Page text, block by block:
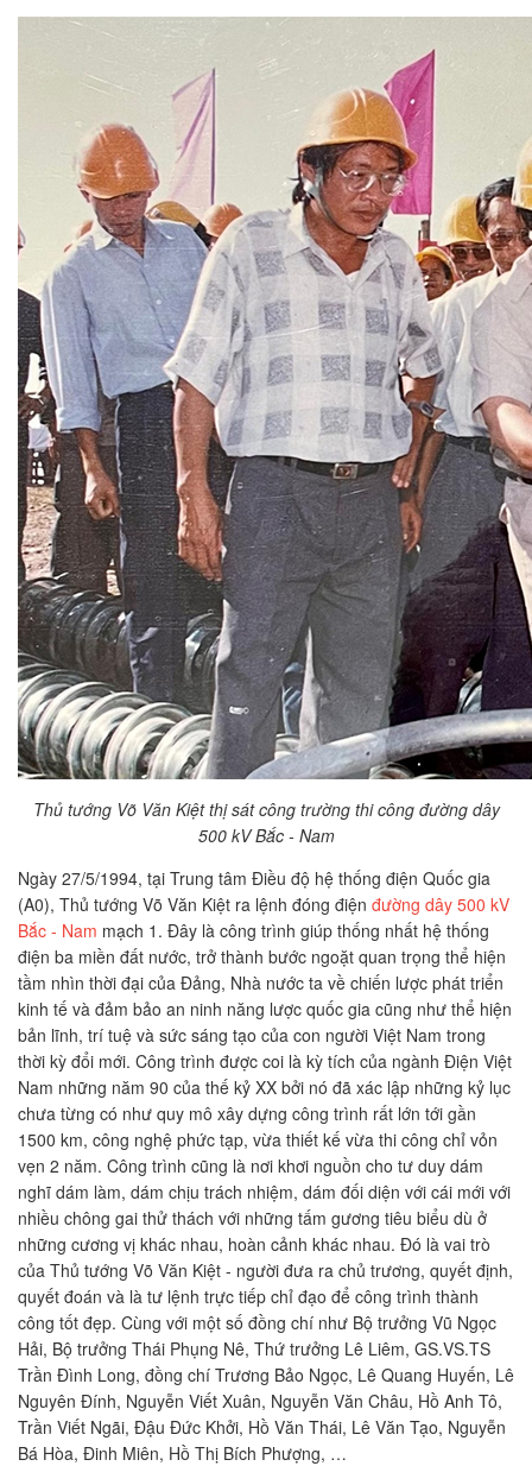
Thủ tướng Võ Văn Kiệt thị sát công trường thi công đường dây
500 kV Bắc - Nam
Ngày 27/5/1994, tại Trung tâm Điều độ hệ thống điện Quốc gia
(A0), Thủ tướng Võ Văn Kiệt ra lệnh đóng điện đường dây 500 kV
Bắc - Nam mạch 1. Đây là công trình giúp thống nhất hệ thống
điện ba miền đất nước, trở thành bước ngoặt quan trọng thể hiện
tầm nhìn thời đại của Đảng, Nhà nước ta về chiến lược phát triển
kinh tế và đảm bảo an ninh năng lược quốc gia cũng như thể hiện
bản lĩnh, trí tuệ và sức sáng tạo của con người Việt Nam trong
thời kỳ đổi mới. Công trình được coi là kỳ tích của ngành Điện Việt
Nam những năm 90 của thế kỷ XX bởi nó đã xác lập những kỷ lục
chưa từng có như quy mô xây dựng công trình rất lớn tới gần
1500 km, công nghệ phức tạp, vừa thiết kế vừa thi công chỉ vỏn
vẹn 2 năm. Công trình cũng là nơi khơi nguồn cho tư duy dám
nghĩ dám làm, dám chịu trách nhiệm, dám đối diện với cái mới với
nhiều chông gai thử thách với những tấm gương tiêu biểu dù ở
những cương vị khác nhau, hoàn cảnh khác nhau. Đó là vai trò
của Thủ tướng Võ Văn Kiệt - người đưa ra chủ trương, quyết định,
quyết đoán và là tư lệnh trực tiếp chỉ đạo để công trình thành
công tốt đẹp. Cùng với một số đồng chí như Bộ trưởng Vũ Ngọc
Hải, Bộ trưởng Thái Phụng Nê, Thứ trưởng Lê Liêm, GS.VS.TS
Trần Đình Long, đồng chí Trương Bảo Ngọc, Lê Quang Huyến, Lê
Nguyên Đính, Nguyễn Viết Xuân, Nguyễn Văn Châu, Hồ Anh Tô,
Trần Viết Ngãi, Đậu Đức Khởi, Hồ Văn Thái, Lê Văn Tạo, Nguyễn
Bá Hòa, Đinh Miên, Hồ Thị Bích Phượng, …